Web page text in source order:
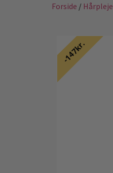
Forside / Hårpleje
147kr.